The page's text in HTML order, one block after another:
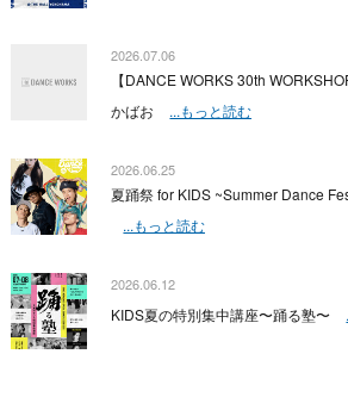
2026.07.06
【DANCE WORKS 30th
かばお
...もっと読む
2026.06.25
夏踊祭 for KIDS ~Summer Dance
...もっと読む
2026.06.12
KIDS夏の特別集中講座〜踊る塾〜